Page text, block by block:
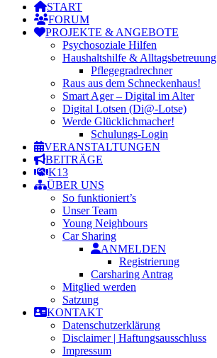
START
FORUM
PROJEKTE & ANGEBOTE
Psychosoziale Hilfen
Haushaltshilfe & Alltagsbetreuung
Pflegegradrechner
Raus aus dem Schneckenhaus!
Smart Ager – Digital im Alter
Digital Lotsen (Di@-Lotse)
Werde Glücklichmacher!
Schulungs-Login
VERANSTALTUNGEN
BEITRÄGE
K13
ÜBER UNS
So funktioniert’s
Unser Team
Young Neighbours
Car Sharing
ANMELDEN
Registrierung
Carsharing Antrag
Mitglied werden
Satzung
KONTAKT
Datenschutzerklärung
Disclaimer | Haftungsausschluss
Impressum